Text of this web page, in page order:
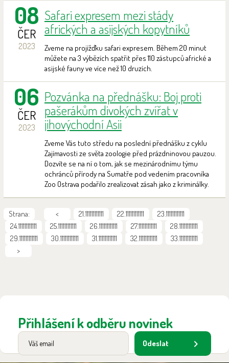
08
ČER
2023
Safari expresem mezi stády
afrických a asijských kopytníků
Zveme na projížďku safari expresem. Během 20 minut
můžete na 3 výbězích spatřit přes 110 zástupců africké a
asijské fauny ve více než 10 druzích.
06
ČER
2023
Pozvánka na přednášku: Boj proti
pašerákům divokých zvířat v
jihovýchodní Asii
Zveme Vás tuto středu na poslední přednášku z cyklu
Zajímavosti ze světa zoologie před prázdninovou pauzou.
Dozvíte se na ní o tom, jak se mezinárodnímu týmu
ochránců přírody na Sumatře pod vedením pracovníka
Zoo Ostrava podařilo zrealizovat zásah jako z kriminálky.
Strana: < 21.111111111111 22.111111111111
23.111111111111
24.111111111111
25.111111111111 26.111111111111 27.111111111111
28.111111111111
29.111111111111
30.111111111111 31.111111111111 32.111111111111
33.111111111111
>
Přihlášení k odběru novinek
Odeslat